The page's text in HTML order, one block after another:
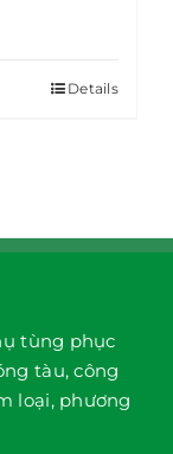
Details
tùng phục
tàu, công
loại, phương